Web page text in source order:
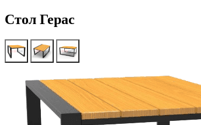
Стол Герас